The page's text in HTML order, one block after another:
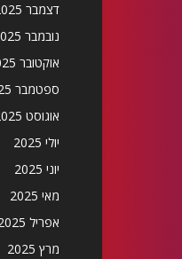
דצמבר 2025
נובמבר 2025
אוקטובר 2025
ספטמבר 2025
אוגוסט 2025
יולי 2025
יוני 2025
מאי 2025
אפריל 2025
מרץ 2025